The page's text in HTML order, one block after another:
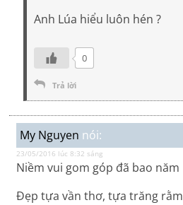
Anh Lúa hiểu luôn hén ?
0
Trả lời
My Nguyen nói:
23/05/2016 lúc 8:32 sáng
Niềm vui gom góp đã bao năm
Đẹp tựa vần thơ, tựa trăng rằm